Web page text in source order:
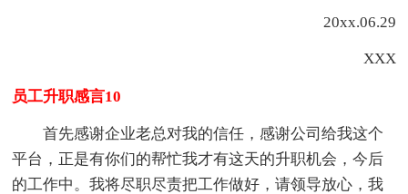
20xx.06.29
XXX
员工升职感言10
首先感谢企业老总对我的信任，感谢公司给我这个
平台，正是有你们的帮忙我才有这天的升职机会，今后
的工作中。我将尽职尽责把工作做好，请领导放心，我